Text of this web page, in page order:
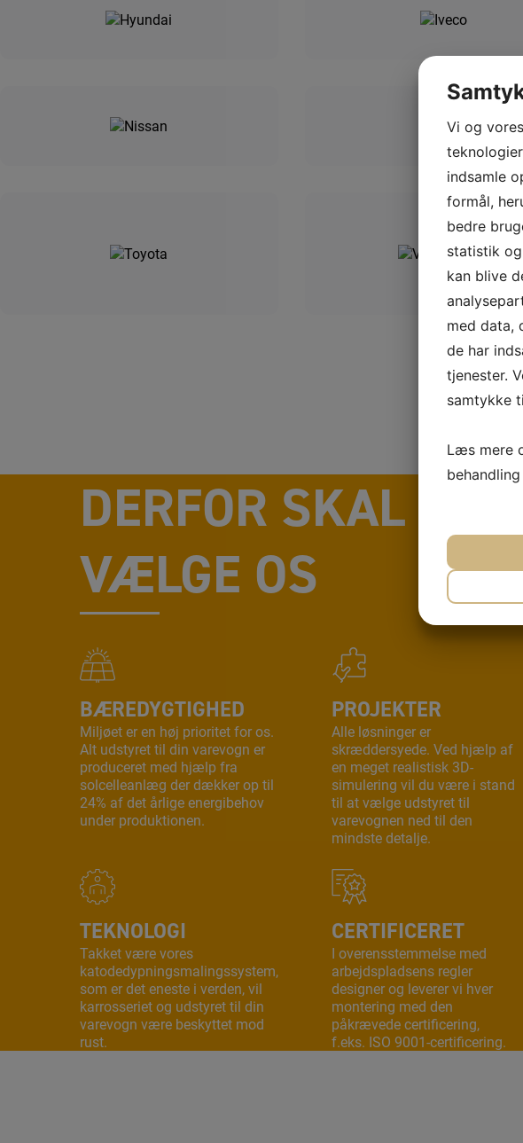
DERFOR SKAL DU
VÆLGE OS
BÆREDYGTIGHED
Miljøet er en høj prioritet for os.
Alt udstyret til din varevogn er
produceret med hjælp fra
solcelleanlæg der dækker op til
24% af det årlige energibehov
under produktionen.
PROJEKTER
Alle løsninger er
skræddersyede. Ved hjælp af
en meget realistisk 3D-
simulering vil du være i stand
til at vælge udstyret til
varevognen ned til den
mindste detalje.
TEKNOLOGI
Takket være vores
katodedypningsmalingssystem,
som er det eneste i verden, vil
karrosseriet og udstyret til din
varevogn være beskyttet mod
rust.
CERTIFICERET
I overensstemmelse med
arbejdspladsens regler
designer og leverer vi hver
montering med den
påkrævede certificering,
f.eks. ISO 9001-certificering.
Vi og
indsamle
formål,
bedre
statistik
kan blive
med data,
de har
tjenester.
samtykke
Læs mere